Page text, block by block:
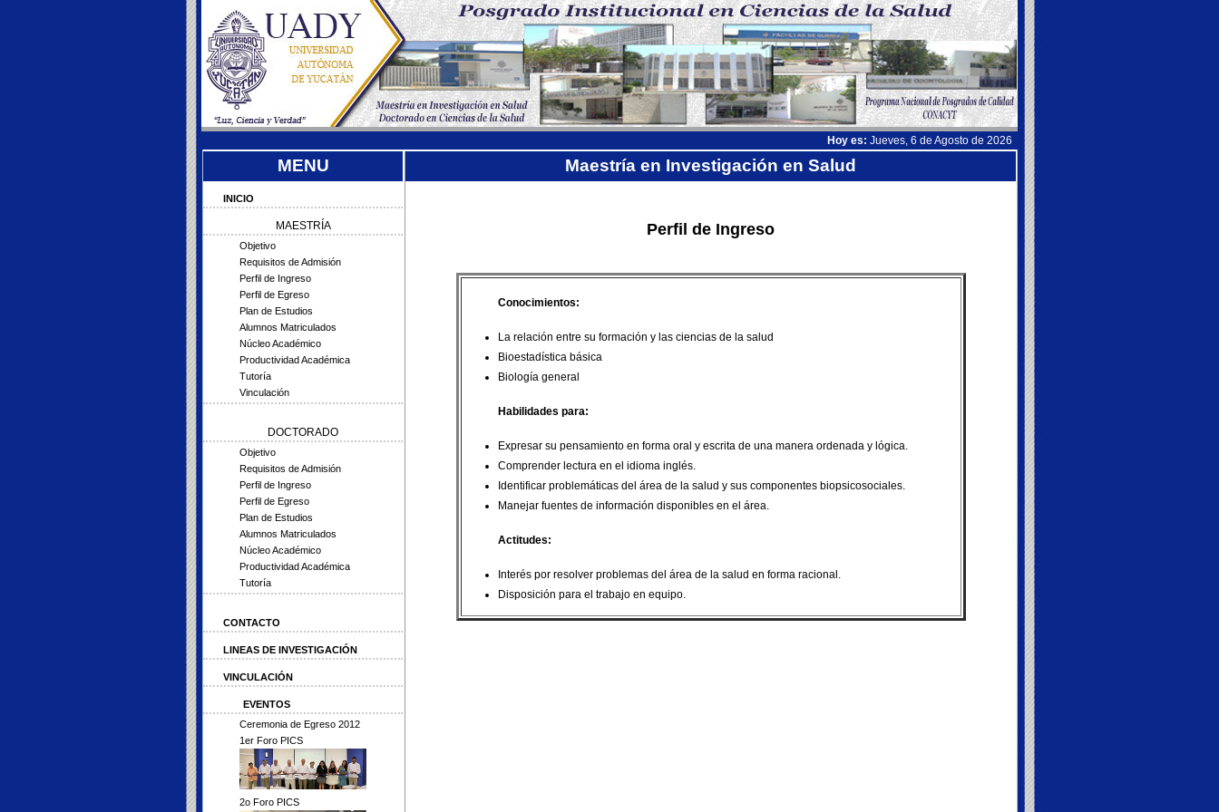
Hoy es: Jueves, 6 de Agosto de 2026
MENU
INICIO
MAESTRÍA
Objetivo
Requisitos de Admisión
Perfil de Ingreso
Perfil de Egreso
Plan de Estudios
Alumnos Matriculados
Núcleo Académico
Productividad Académica
Tutoría
Vinculación
DOCTORADO
Objetivo
Requisitos de Admisión
Perfil de Ingreso
Perfil de Egreso
Plan de Estudios
Alumnos Matriculados
Núcleo Académico
Productividad Académica
Tutoría
CONTACTO
LINEAS DE INVESTIGACIÓN
VINCULACIÓN
EVENTOS
Ceremonia de Egreso 2012
1er Foro PICS
2o Foro PICS
Maestría en Investigación en Salud
Perfil de Ingreso
Conocimientos:
La relación entre su formación y las ciencias de la salud
Bioestadística básica
Biología general
Habilidades para:
Expresar su pensamiento en forma oral y escrita de una manera ordenada y lógica.
Comprender lectura en el idioma inglés.
Identificar problemáticas del área de la salud y sus componentes biopsicosociales.
Manejar fuentes de información disponibles en el área.
Actitudes:
Interés por resolver problemas del área de la salud en forma racional.
Disposición para el trabajo en equipo.